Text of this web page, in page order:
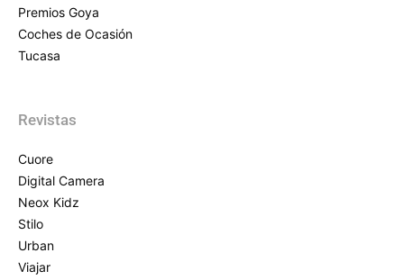
Premios Goya
Coches de Ocasión
Tucasa
Revistas
Cuore
Digital Camera
Neox Kidz
Stilo
Urban
Viajar